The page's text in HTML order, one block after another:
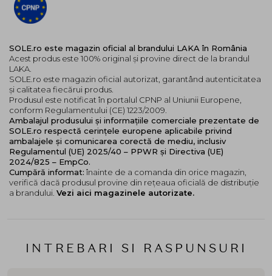
INTREBARI SI RASPUNSURI
SOLE.ro este magazin oficial al brandului LAKA în România
Acest produs este 100% original și provine direct de la brandul
LAKA.
SOLE.ro este magazin oficial autorizat, garantând autenticitatea
și calitatea fiecărui produs.
Produsul este notificat în portalul CPNP al Uniunii Europene,
conform Regulamentului (CE) 1223/2009.
Ambalajul produsului și informațiile comerciale prezentate de
SOLE.ro respectă cerințele europene aplicabile privind
ambalajele și comunicarea corectă de mediu, inclusiv
Regulamentul (UE) 2025/40 – PPWR și Directiva (UE)
2024/825 – EmpCo.
Cumpără informat: înainte de a comanda din orice magazin,
verifică dacă produsul provine din rețeaua oficială de distribuție
a brandului. Vezi aici magazinele autorizate.